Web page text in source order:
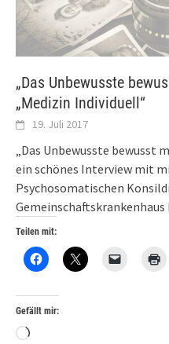
„Das Unbewusste
„Medizin Individuell“
19. Juli 2017
„Das Unbewusste bewusst
ein schönes Interview mit
Psychosomatischen
Gemeinschaftskrankenhaus
Teilen mit:
Gefällt mir:
Wird